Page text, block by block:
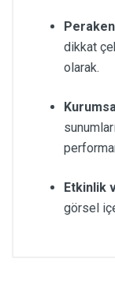
dikkat
olarak.
Etkinlik
görsel